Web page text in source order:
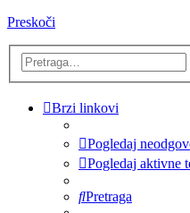
Preskoči
Brzi linkovi
Pogledaj
Pogledaj aktivne
Pretraga